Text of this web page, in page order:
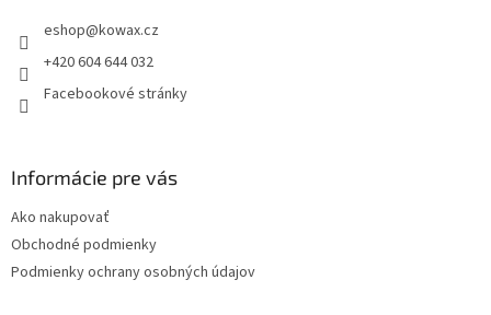
eshop@kowax.cz
+420 604 644 032
Facebookové stránky
Informácie pre vás
Ako nakupovať
Obchodné podmienky
Podmienky ochrany osobných údajov